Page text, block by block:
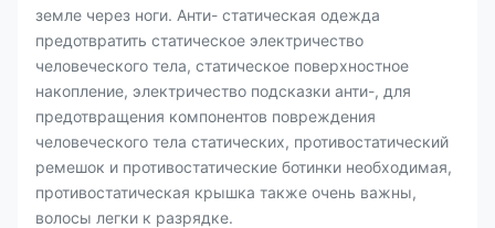
земле через ноги. Анти- статическая одежда
предотвратить статическое электричество
человеческого тела, статическое поверхностное
накопление, электричество подсказки анти-, для
предотвращения компонентов повреждения
человеческого тела статических, противостатический
ремешок и противостатические ботинки необходимая,
противостатическая крышка также очень важны,
волосы легки к разрядке.